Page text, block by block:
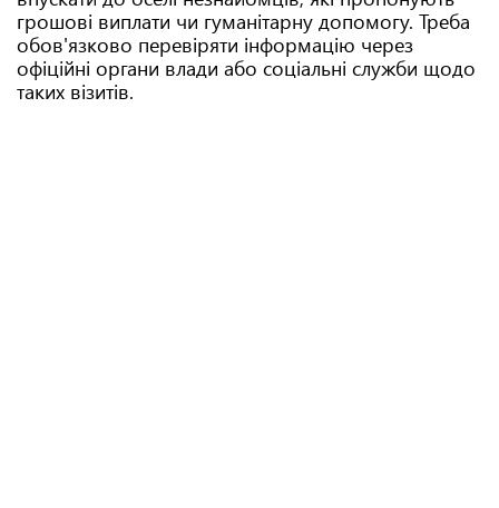
грошові виплати чи гуманітарну допомогу. Треба
обов'язково перевіряти інформацію через
офіційні органи влади або соціальні служби щодо
таких візитів.